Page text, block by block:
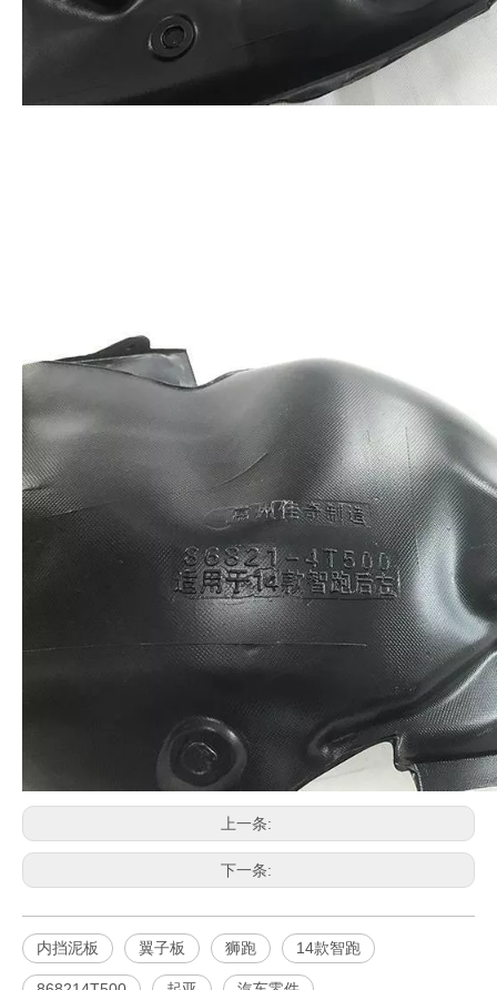
上一条:
下一条:
内挡泥板 翼子板 狮跑 14款智跑